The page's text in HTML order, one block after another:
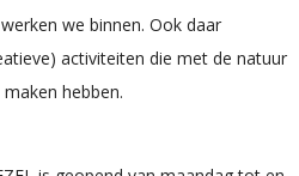
we binnen. Ook daar
activiteiten die met de natuur
hebben.